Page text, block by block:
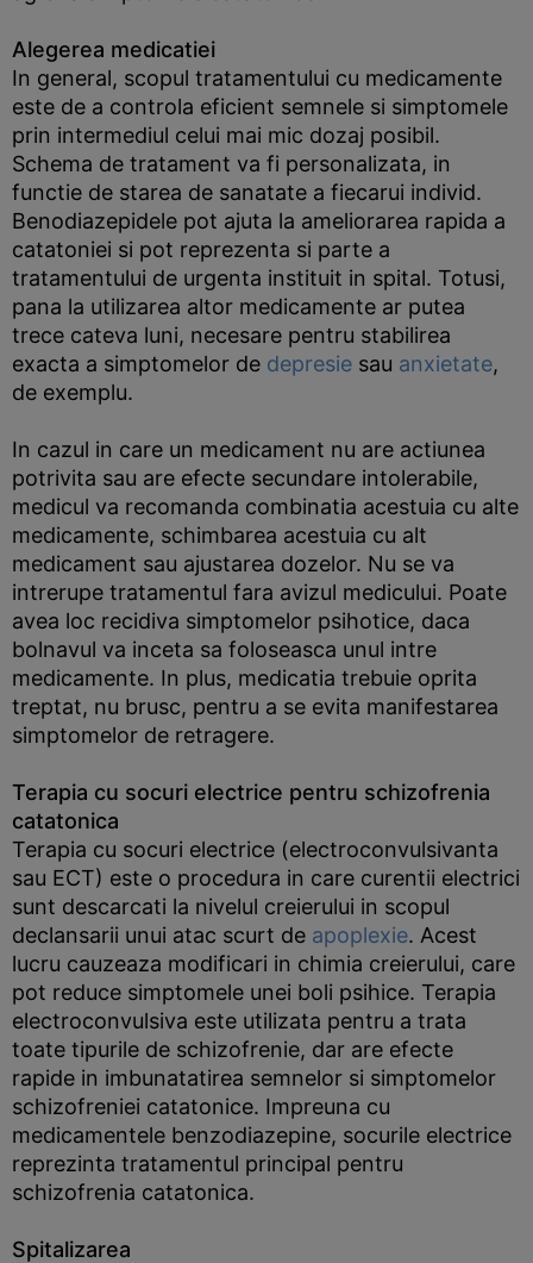
Alegerea medicatiei
In general, scopul tratamentului cu medicamente
este de a controla eficient semnele si simptomele
prin intermediul celui mai mic dozaj posibil.
Schema de tratament va fi personalizata, in
functie de starea de sanatate a fiecarui individ.
Benodiazepidele pot ajuta la ameliorarea rapida a
catatoniei si pot reprezenta si parte a
tratamentului de urgenta instituit in spital. Totusi,
pana la utilizarea altor medicamente ar putea
trece cateva luni, necesare pentru stabilirea
exacta a simptomelor de depresie sau anxietate,
de exemplu.
In cazul in care un medicament nu are actiunea
potrivita sau are efecte secundare intolerabile,
medicul va recomanda combinatia acestuia cu alte
medicamente, schimbarea acestuia cu alt
medicament sau ajustarea dozelor. Nu se va
intrerupe tratamentul fara avizul medicului. Poate
avea loc recidiva simptomelor psihotice, daca
bolnavul va inceta sa foloseasca unul intre
medicamente. In plus, medicatia trebuie oprita
treptat, nu brusc, pentru a se evita manifestarea
simptomelor de retragere.
Terapia cu socuri electrice pentru schizofrenia
catatonica
Terapia cu socuri electrice (electroconvulsivanta
sau ECT) este o procedura in care curentii electrici
sunt descarcati la nivelul creierului in scopul
declansarii unui atac scurt de apoplexie. Acest
lucru cauzeaza modificari in chimia creierului, care
pot reduce simptomele unei boli psihice. Terapia
electroconvulsiva este utilizata pentru a trata
toate tipurile de schizofrenie, dar are efecte
rapide in imbunatatirea semnelor si simptomelor
schizofreniei catatonice. Impreuna cu
medicamentele benzodiazepine, socurile electrice
reprezinta tratamentul principal pentru
schizofrenia catatonica.
Spitalizarea